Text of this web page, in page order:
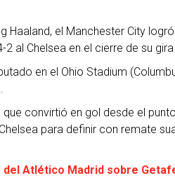
Haaland, el Manchester City
al Chelsea en el cierre de su
en el Ohio Stadium
convirtió en gol desde el
para definir con remate
Atlético Madrid sobre